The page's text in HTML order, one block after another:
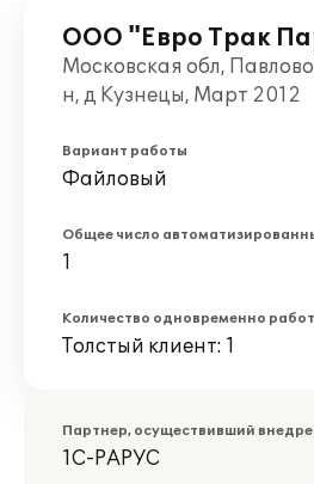
ООО "Евро Трак
Московская обл,
н, д Кузнецы, Март 2012
Вариант работы
Файловый
Общее число
1
Количество одновременно
Толстый клиент: 1
Партнер, осуществивший
1С-РАРУС